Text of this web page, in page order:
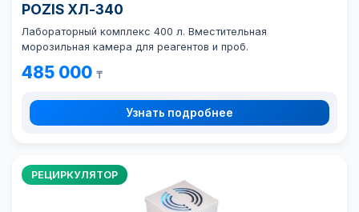
POZIS ХЛ-340
Лабораторный комплекс 400 л. Вместительная
морозильная камера для реагентов и проб.
485 000 ₸
Узнать подробнее
РЕЦИРКУЛЯТОР